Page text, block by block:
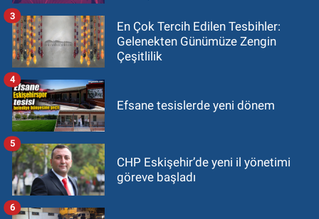
En Çok Tercih Edilen Tesbihler:
Gelenekten Günümüze Zengin
Çeşitlilik
3
Efsane tesislerde yeni dönem
4
CHP Eskişehir’de yeni il yönetimi
göreve başladı
5
6